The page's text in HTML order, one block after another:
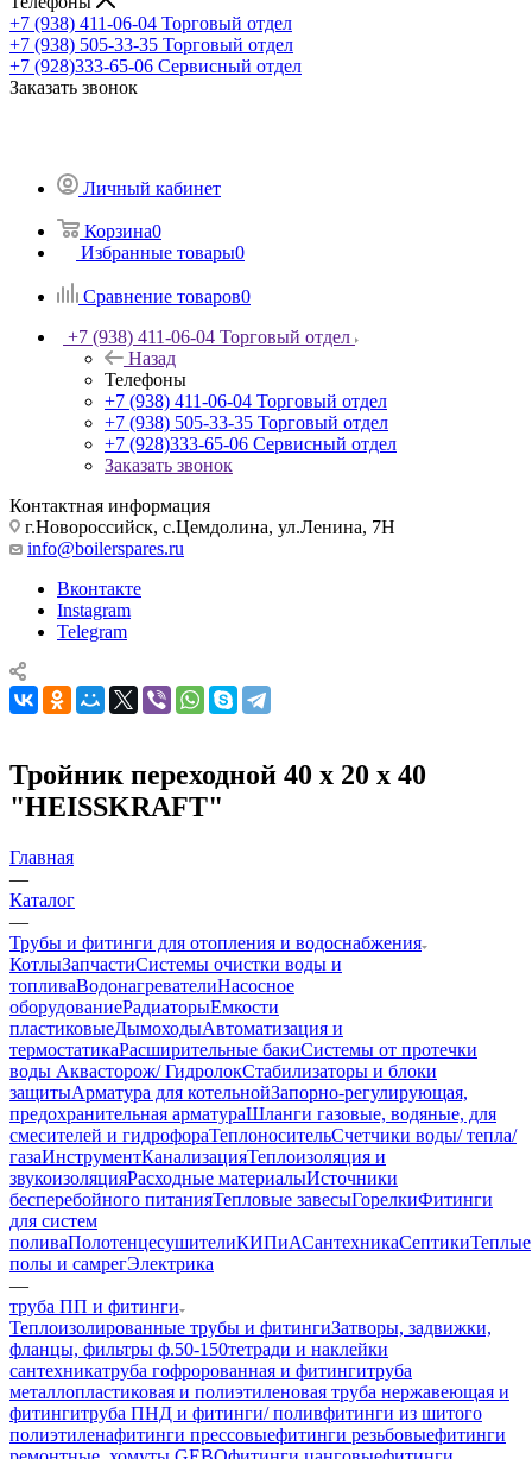
+7 (938) 411-06-04 Торговый отдел
+7 (938) 505-33-35 Торговый отдел
+7 (928)333-65-06 Сервисный отдел
Заказать звонок
Личный кабинет
Корзина0
Избранные товары0
Сравнение товаров0
+7 (938) 411-06-04 Торговый отдел
Назад
Телефоны
+7 (938) 411-06-04 Торговый отдел
+7 (938) 505-33-35 Торговый отдел
+7 (928)333-65-06 Сервисный отдел
Заказать звонок
Контактная информация
г.Новороссийск, с.Цемдолина, ул.Ленина, 7Н
info@boilerspares.ru
Вконтакте
Instagram
Telegram
Тройник переходной 40 х 20 х 40
"HEISSKRAFT"
Главная
—
Каталог
—
Трубы и фитинги для отопления и водоснабжения
КотлыЗапчастиСистемы очистки воды и
топливаВодонагревателиНасосное
оборудованиеРадиаторыЕмкости
пластиковыеДымоходыАвтоматизация и
термостатикаРасширительные бакиСистемы от протечки
воды Аквасторож/ ГидролокСтабилизаторы и блоки
защитыАрматура для котельнойЗапорно-регулирующая,
предохранительная арматураШланги газовые, водяные, для
смесителей и гидрофораТеплоносительСчетчики воды/ тепла/
газаИнструментКанализацияТеплоизоляция и
звукоизоляцияРасходные материалыИсточники
бесперебойного питанияТепловые завесыГорелкиФитинги
для систем
поливаПолотенцесушителиКИПиАСантехникаСептикиТеплые
полы и самрегЭлектрика
—
труба ПП и фитинги
Теплоизолированные трубы и фитингиЗатворы, задвижки,
фланцы, фильтры ф.50-150тетради и наклейки
сантехникатруба гофророванная и фитингитруба
металлопластиковая и полиэтиленовая труба нержавеющая и
фитингитруба ПНД и фитинги/ поливфитинги из шитого
полиэтиленафитинги прессовыефитинги резьбовыефитинги